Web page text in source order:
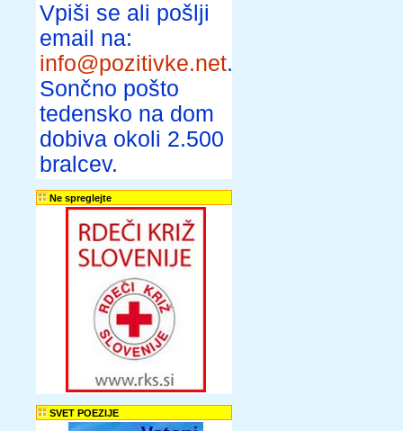
Vpiši se ali pošlji
email na:
info@pozitivke.net.
Sončno pošto
tedensko na dom
dobiva okoli 2.500
bralcev.
Ne spreglejte
SVET POEZIJE